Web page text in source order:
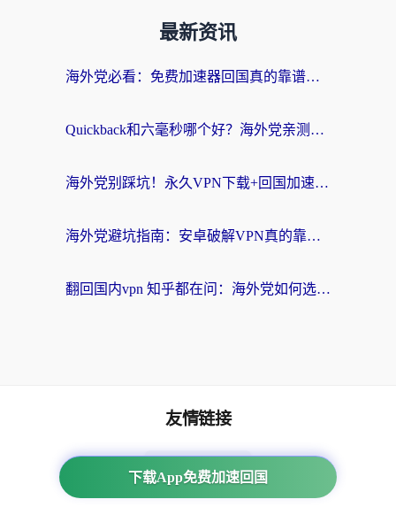
最新资讯
海外党必看：免费加速器回国真的靠谱吗？3步教你选到好用的归雁替代
Quickback和六毫秒哪个好？海外党亲测：选对回国加速器，无缝刷剧办公不再愁
海外党别踩坑！永久VPN下载+回国加速器选择指南，无缝刷国内剧游戏支付
海外党避坑指南：安卓破解VPN真的靠谱吗？教你选对回国加速器无缝刷国内资源
翻回国内vpn 知乎都在问：海外党如何选对加速器，无缝刷剧打游戏？
下载App免费加速回国
友情链接
海外回国加速器